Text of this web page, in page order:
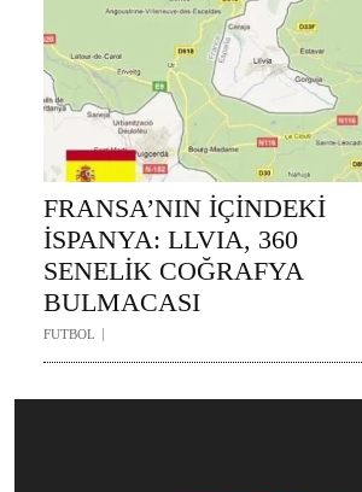
FRANSA’NIN İÇİNDEKİ
İSPANYA: LLVIA, 360
SENELİK COĞRAFYA
BULMACASI
FUTBOL